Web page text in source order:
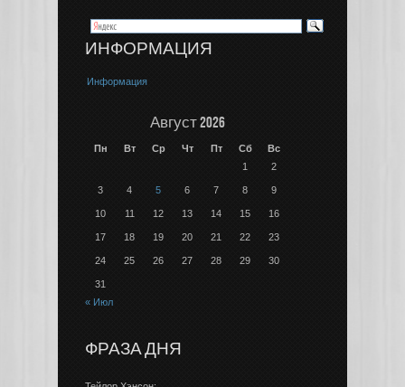
ИНФОРМАЦИЯ
Информация
Август 2026
Пн Вт Ср Чт Пт Сб
Вс
1
2
3 4 5 6 7 8 9
10 11 12 13 14 15 16
17 18 19 20 21 22 23
24 25 26 27 28 29 30
31
« Июл
ФРАЗА ДНЯ